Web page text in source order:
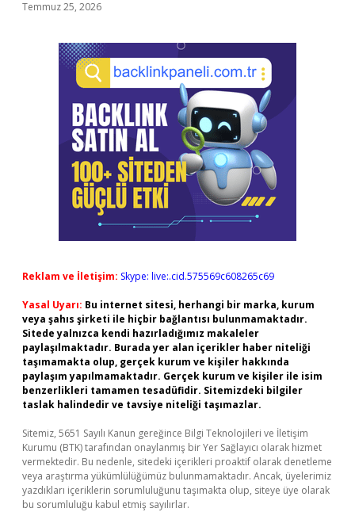
Temmuz 25, 2026
Reklam ve İletişim: Skype: live:.cid.575569c608265c69
Yasal Uyarı: Bu internet sitesi, herhangi bir marka, kurum
veya şahıs şirketi ile hiçbir bağlantısı bulunmamaktadır.
Sitede yalnızca kendi hazırladığımız makaleler
paylaşılmaktadır. Burada yer alan içerikler haber niteliği
taşımamakta olup, gerçek kurum ve kişiler hakkında
paylaşım yapılmamaktadır. Gerçek kurum ve kişiler ile isim
benzerlikleri tamamen tesadüfidir. Sitemizdeki bilgiler
taslak halindedir ve tavsiye niteliği taşımazlar.
Sitemiz, 5651 Sayılı Kanun gereğince Bilgi Teknolojileri ve İletişim
Kurumu (BTK) tarafından onaylanmış bir Yer Sağlayıcı olarak hizmet
vermektedir. Bu nedenle, sitedeki içerikleri proaktif olarak denetleme
veya araştırma yükümlülüğümüz bulunmamaktadır. Ancak, üyelerimiz
yazdıkları içeriklerin sorumluluğunu taşımakta olup, siteye üye olarak
bu sorumluluğu kabul etmiş sayılırlar.